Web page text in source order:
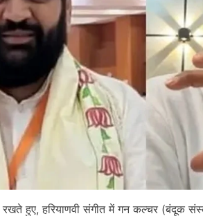
रखते हुए, हरियाणवी संगीत में गन कल्चर (बंदूक